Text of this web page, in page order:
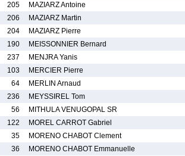
205
MAZIARZ Antoine
206
MAZIARZ Martin
204
MAZIARZ Pierre
190
MEISSONNIER Bernard
237
MENJRA Yanis
103
MERCIER Pierre
64
MERLIN Arnaud
236
MEYSSIREL Tom
56
MITHULA VENUGOPAL SR
122
MOREL CARROT Gabriel
35
MORENO CHABOT Clement
36
MORENO CHABOT Emmanuelle